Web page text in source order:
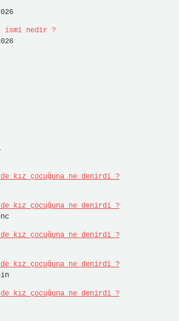
ismi nedir ?
kız çocuğuna ne denirdi ?
kız çocuğuna ne denirdi ?
kız çocuğuna ne denirdi ?
kız çocuğuna ne denirdi ?
kız çocuğuna ne denirdi ?